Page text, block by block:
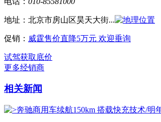
地址： 北京市房山区昊天大街...
促销： 威霆售价直降5万元 欢迎垂询
试驾获取底价
更多经销商
相关新闻